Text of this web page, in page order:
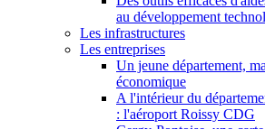
au développement
Les infrastructures
Les entreprises
Un jeune département,
économique
A l'intérieur du
: l'aéroport Roissy CDG